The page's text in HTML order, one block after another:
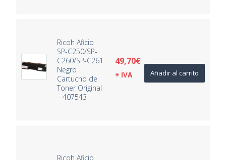
Ricoh Aficio
SP-C250/SP-
C260/SP-C261
Negro
Cartucho de
Toner Original
– 407543
49,70€
+ IVA Añadir al carrito
Ricoh Aficio